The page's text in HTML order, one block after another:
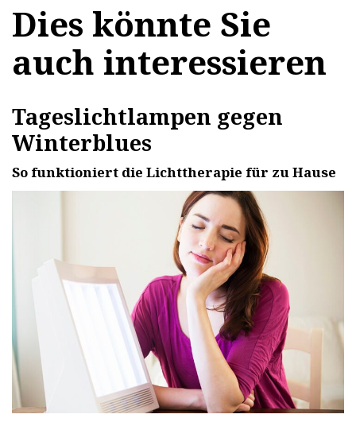
Dies könnte Sie
auch interessieren
Tageslichtlampen gegen
Winterblues
So funktioniert die Lichttherapie für zu Hause